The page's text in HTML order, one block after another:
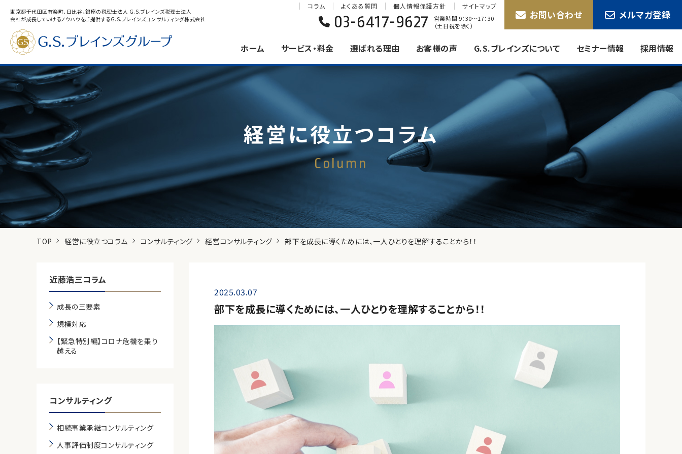
東京都千代田区有楽町、日比谷、銀座の税理士法人 G.S.ブレインズ税理士法人
会社が成長していけるノウハウをご提供するG.S.ブレインズコンサルティング株式会社
ホーム サービス・料金 選ばれる理由 お客様の声 G.S.ブレインズについて セミナー情報 採用情報
コラム よくある質問 個人情報保護方針 サイトマップ
03-6417-9627
営業時間 9：30〜17：30
（土日祝を除く）
お問い合わせ メルマガ登録
経営に役立つコラム
Column
TOP 経営に役立つコラム コンサルティング 経営コンサルティング 部下を成長に導くためには、一人ひとりを理解することから！！
2025.03.07
部下を成長に導くためには、一人ひとりを理解することから！！
近藤浩三コラム
成長の三要素
規模対応
【緊急特別編】コロナ危機を乗り
越える
コンサルティング
相続事業承継コンサルティング
人事評価制度コンサルティング